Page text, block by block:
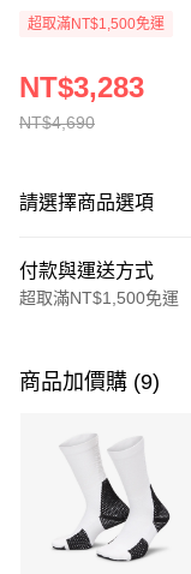
超取滿NT$1,500免運
NT$4,690
NT$3,283
請選擇商品選項
付款與運送方式
超取滿NT$1,500免運
信用卡一次付款
3 期 0 利率 每期
合作金庫商業銀行
華南商業銀行
上海商業儲蓄銀行
Apple Pay
商品加價購 (9)